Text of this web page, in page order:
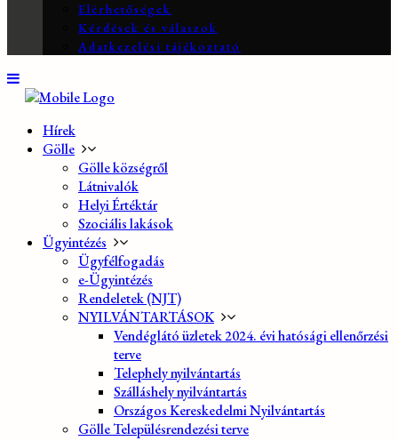
Elérhetőségek
Kérdések és válaszok
Adatkezelési tájékoztató
Hírek
Gölle
Gölle községről
Látnivalók
Helyi Értéktár
Szociális lakások
Ügyintézés
Ügyfélfogadás
e-Ügyintézés
Rendeletek (NJT)
NYILVÁNTARTÁSOK
Vendéglátó üzletek 2024. évi hatósági ellenőrzési
terve
Telephely nyilvántartás
Szálláshely nyilvántartás
Országos Kereskedelmi Nyilvántartás
Gölle Településrendezési terve